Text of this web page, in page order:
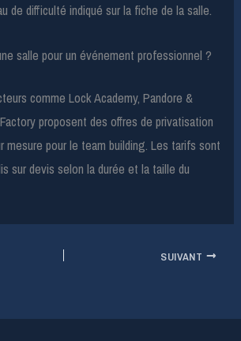
de difficulté indiqué sur la fiche de la salle.
salle pour un événement professionnel ?
comme Lock Academy, Pandore &
proposent des offres de privatisation
mesure pour le team building. Les tarifs sont
sur devis selon la durée et la taille du
SUIVANT